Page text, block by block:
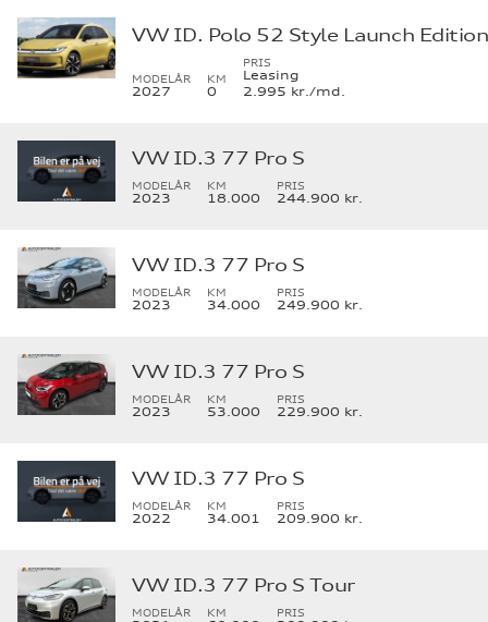
VW ID. Polo 52 Style Launch Edition
MODELÅR
2027
KM
0
PRIS
Leasing
2.995 kr./md.
VW ID.3 77 Pro S
MODELÅR
2023
KM
18.000
PRIS
244.900 kr.
VW ID.3 77 Pro S
MODELÅR
2023
KM
34.000
PRIS
249.900 kr.
VW ID.3 77 Pro S
MODELÅR
2023
KM
53.000
PRIS
229.900 kr.
VW ID.3 77 Pro S
MODELÅR
2022
KM
34.001
PRIS
209.900 kr.
VW ID.3 77 Pro S Tour
MODELÅR KM PRIS